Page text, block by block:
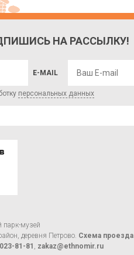
НА РАССЫЛКУ!
E-MAIL
персональных данных
музей
деревня Петрово. Схема проезда
81-81 , zakaz@ethnomir.ru